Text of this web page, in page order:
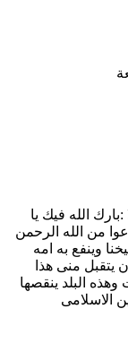
فيك يا
الله الرحمن
به امه
منى هذا
ينقصها